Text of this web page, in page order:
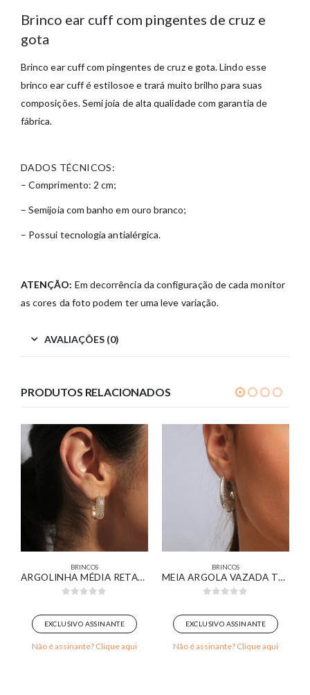
Brinco ear cuff com pingentes de cruz e
gota
Brinco ear cuff com pingentes de cruz e gota. Lindo esse
brinco ear cuff é estilosoe e trará muito brilho para suas
composições. Semi joia de alta qualidade com garantia de
fábrica.
DADOS TÉCNICOS:
– Comprimento: 2 cm;
– Semijoia com banho em ouro branco;
– Possui tecnologia antialérgica.
ATENÇÃO: Em decorrência da configuração de cada monitor
as cores da foto podem ter uma leve variação.
AVALIAÇÕES (0)
PRODUTOS RELACIONADOS
BRINCOS
ARGOLINHA MÉDIA RETANGULAR PAVÊ CRAVEJADA BANHADA EM OURO 18K
EXCLUSIVO ASSINANTE
Não é assinante? Clique aqui
BRINCOS
MEIA ARGOLA VAZADA TEXTURIZADA BANHADA EM OURO BRANCO
EXCLUSIVO ASSINANTE
Não é assinante? Clique aqui